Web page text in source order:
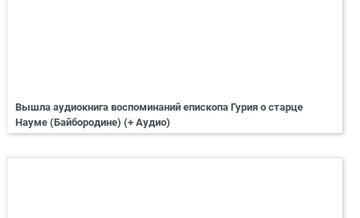
Вышла аудиокнига воспоминаний епископа Гурия о старце
Науме (Байбородине) (+ Аудио)